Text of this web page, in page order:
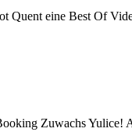
Quent eine Best Of
Zuwachs